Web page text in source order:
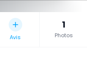
Avis
1
Photos